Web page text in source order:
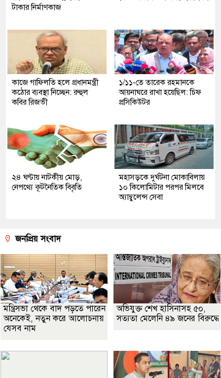
টাকার নির্মাণকাজ
কাজে গাফিলতি হলে প্রধানমন্ত্রী
কঠোর ব্যবস্থা নিচ্ছেন: রুহুল
কবির রিজভী
১/১১-তে তারেক রহমানকে
আয়নাঘরে রাখা হয়েছিল: চিফ
প্রসিকিউটর
২৪ ঘণ্টায় নাটকীয় মোড়,
নেপথ্যে কূটনৈতিক বিবৃতি
মহাসড়কে দুর্ঘটনা মোকাবিলায়
১০ কিলোমিটার পরপর মিলবে
অ্যাম্বুলেন্স সেবা
জনপ্রিয় সংবাদ
মন্ত্রিসভা থেকে বাদ পড়তে পারেন
অনেকেই, নতুন করে আলোচনায়
যেসব নাম
অভিযুক্ত শেখ হাসিনাসহ ৫০,
সত্যতা মেলেনি ৪৯ জনের বিরুদ্ধে